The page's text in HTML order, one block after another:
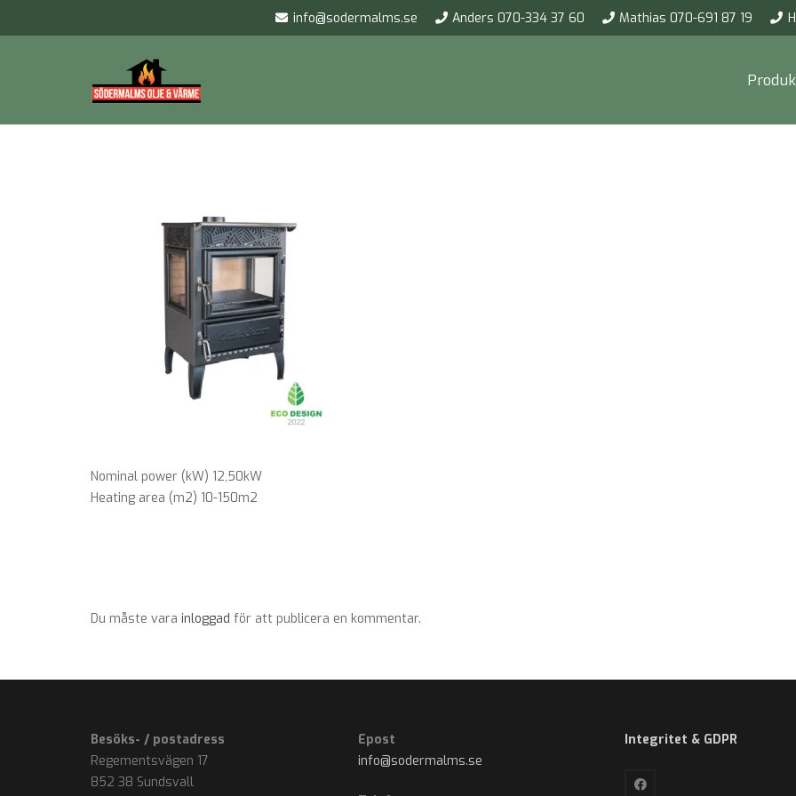
info@sodermalms.se Anders 070-334 37 60 Mathias 070-691 87 19
Nominal power (kW) 12,50kW
Heating area (m2) 10-150m2
Du måste vara inloggad för att publicera en kommentar.
Besöks- / postadress
Regementsvägen 17
852 38 Sundsvall
Epost
info@sodermalms.se
Integritet & GDPR